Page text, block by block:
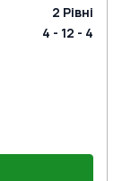
2 Рівні
4 - 12 - 4